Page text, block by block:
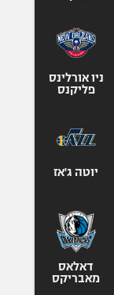
ניו אורלינס
פליקנס
יוטה ג'אז
דאלאס
מאבריקס